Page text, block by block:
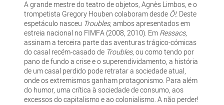
A grande mestre do teatro de objetos, Agnès Limbos, e o
trompetista Gregory Houben colaboram desde Ô!. Deste
espetáculo nasceu Troubles, ambos apresentados em
estreia nacional no FIMFA (2008, 2010). Em Ressacs,
assinam a terceira parte das aventuras trágico-cómicas
do casal recém-casado de Troubles, ou como tendo por
pano de fundo a crise e o superendividamento, a história
de um casal perdido pode retratar a sociedade atual,
onde os extremismos ganham protagonismo. Para além
do humor, uma crítica à sociedade de consumo, aos
excessos do capitalismo e ao colonialismo. A não perder!